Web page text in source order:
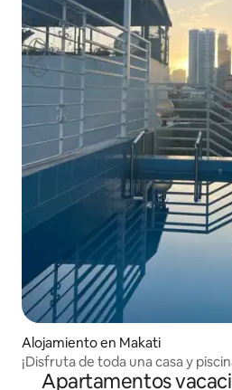
Alojamiento en Makati
¡Disfruta de toda una casa y
Apartamentos